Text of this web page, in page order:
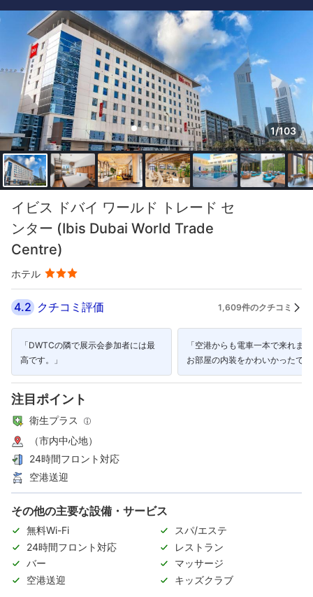
1/103
イビス ドバイ ワールド トレード セ
ンター (Ibis Dubai World Trade
Centre)
ホテル
4.2 クチコミ評価 1,609件のクチコミ
「DWTCの隣で展示会参加者には最
高です。」
「空港からも電車一本で来れま
お部屋の内装をかわいかったで
タッフの方も笑顔で丁寧でした
注目ポイント
衛生プラス
（市内中心地）
24時間フロント対応
空港送迎
その他の主要な設備・サービス
無料Wi-Fi
スパ/エステ
24時間フロント対応
レストラン
バー
マッサージ
空港送迎
キッズクラブ